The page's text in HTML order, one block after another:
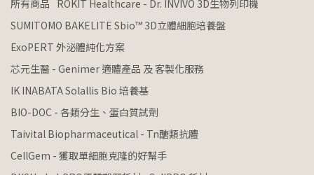
所有商品 ROKIT Healthcare - Dr. INVIVO 3D生物列印機
SUMITOMO BAKELITE Sbio™ 3D立體細胞培養盤
ExoPERT 外泌體純化方案
芯元生醫 - Genimer 適體產品 及 客製化服務
IK INABATA Solallis Bio 培養基
BIO-DOC - 各類分生、蛋白質試劑
Taivital Biopharmaceutical - Tn醣類抗體
CellGem - 獲取單細胞克隆的好幫手